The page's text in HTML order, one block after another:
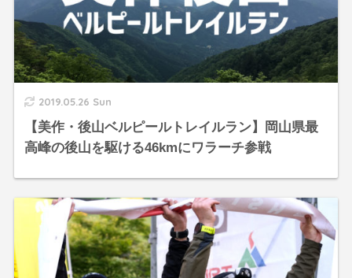
2019.05.26 Sun
【美作・後山ベルピールトレイルラン】岡山県最
高峰の後山を駆ける46kmにワラーチ参戦